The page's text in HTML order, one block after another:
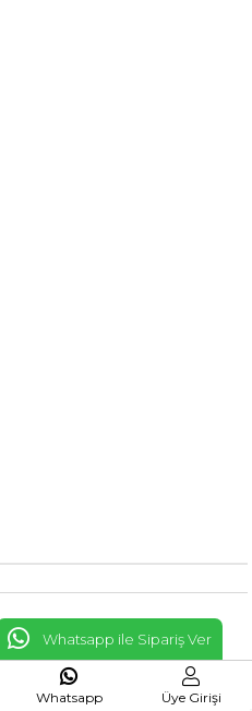
Whatsapp ile Sipariş Ver
Whatsapp Üye Girişi